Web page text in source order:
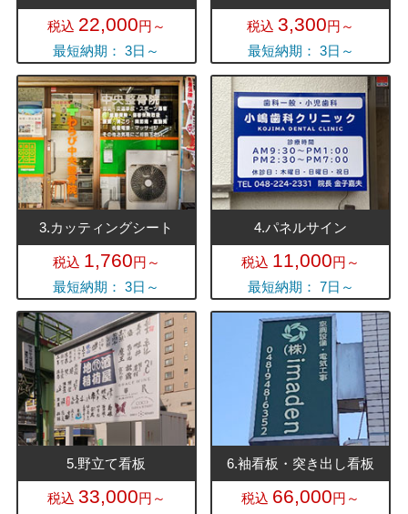
税込 22,000円～
最短納期： 3日～
税込3,300円～
最短納期： 3日～
3.カッティングシート
税込 1,760円～
最短納期： 3日～
4.パネルサイン
税込 11,000円～
最短納期： 7日～
5.野立て看板
税込 33,000円～
6.袖看板・突き出し看板
税込 66,000円～